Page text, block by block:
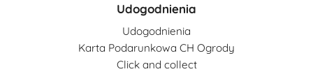
Udogodnienia
Udogodnienia
Karta Podarunkowa CH Ogrody
Click and collect